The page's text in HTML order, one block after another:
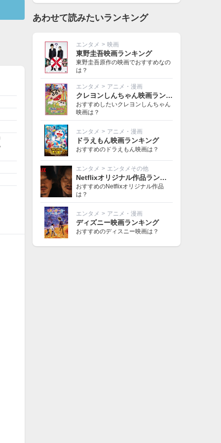
あわせて読みたいランキング
エンタメ > 映画
東野圭吾映画ランキング
東野圭吾原作の映画でおすすめなの
は？
エンタメ > アニメ・漫画
クレヨンしんちゃん映画ランキング
おすすめしたいクレヨンしんちゃん
映画は？
エンタメ > アニメ・漫画
ドラえもん映画ランキング
おすすめのドラえもん映画は？
エンタメ > エンタメその他
Netflixオリジナル作品ランキング
おすすめのNetflixオリジナル作品
は？
エンタメ > アニメ・漫画
ディズニー映画ランキング
おすすめのディスニー映画は？